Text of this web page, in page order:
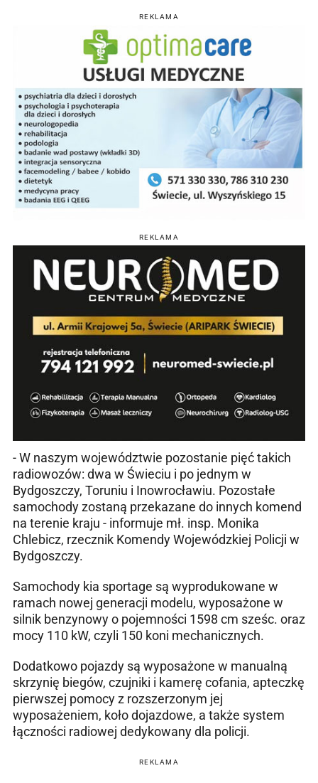
REKLAMA
REKLAMA
- W naszym województwie pozostanie pięć takich
radiowozów: dwa w Świeciu i po jednym w
Bydgoszczy, Toruniu i Inowrocławiu. Pozostałe
samochody zostaną przekazane do innych komend
na terenie kraju - informuje mł. insp. Monika
Chlebicz, rzecznik Komendy Wojewódzkiej Policji w
Bydgoszczy.
Samochody kia sportage są wyprodukowane w
ramach nowej generacji modelu, wyposażone w
silnik benzynowy o pojemności 1598 cm sześc. oraz
mocy 110 kW, czyli 150 koni mechanicznych.
Dodatkowo pojazdy są wyposażone w manualną
skrzynię biegów, czujniki i kamerę cofania, apteczkę
pierwszej pomocy z rozszerzonym jej
wyposażeniem, koło dojazdowe, a także system
łączności radiowej dedykowany dla policji.
REKLAMA